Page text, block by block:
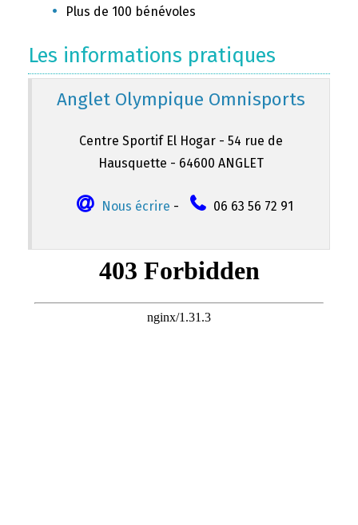
Plus de 100 bénévoles
Les informations pratiques
Anglet Olympique Omnisports
Centre Sportif El Hogar - 54 rue de
Hausquette - 64600 ANGLET
Nous écrire - 06 63 56 72 91